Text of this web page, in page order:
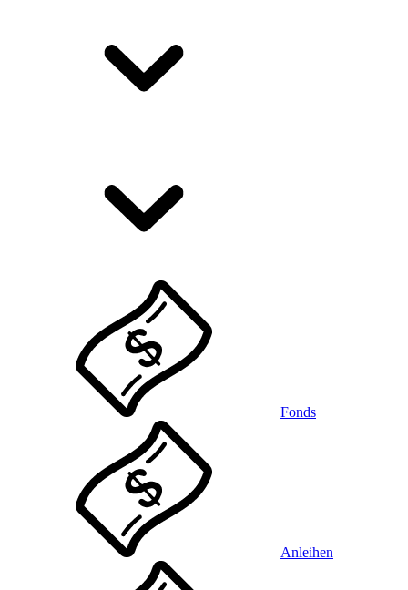
Fonds
Anleihen